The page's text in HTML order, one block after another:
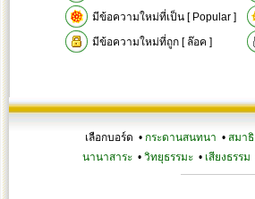
มีข้อความใหม่ที่เป็น [ Popular ]
มีข้อความใหม่ที่ถูก [ ล๊อค ]
เลือกบอร์ด • กระดานสนทนา • สมาธิ
นานาสาระ• วิทยุธรรมะ• เสียงธรรม